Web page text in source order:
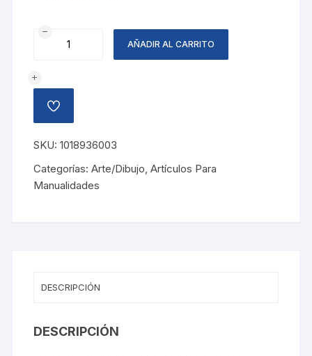
FOAMY
HOLOGRAFICO
cantidad
AÑADIR AL CARRITO
AÑADIR
A
LISTA
DE
DESEOS
SKU:1018936003
Categorías:Arte/Dibujo ,Artículos Para
Manualidades
DESCRIPCIÓN
DESCRIPCIÓN